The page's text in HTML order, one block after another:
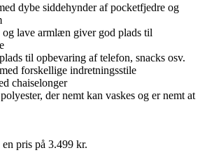
dybe siddehynder af pocketfjedre og
og lave armlæn giver god plads til
til opbevaring af telefon, snacks osv.
forskellige indretningsstile
chaiselonger
der nemt kan vaskes og er nemt at
pris på 3.499 kr.